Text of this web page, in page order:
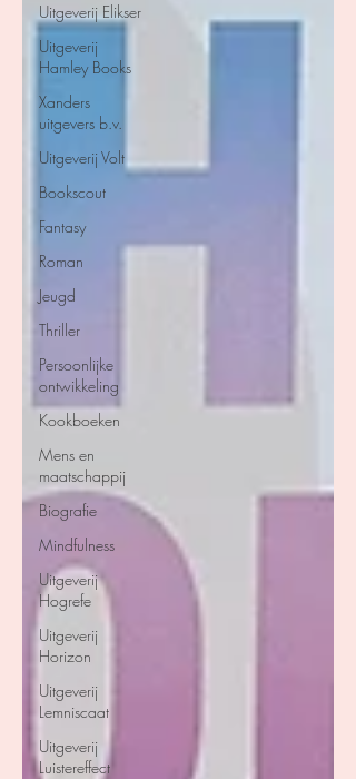
Uitgeverij Elikser
Uitgeverij
Hamley Books
Xanders
uitgevers b.v.
Uitgeverij Volt
Bookscout
Fantasy
Roman
Jeugd
Thriller
Persoonlijke
ontwikkeling
Kookboeken
Mens en
maatschappij
Biografie
Mindfulness
Uitgeverij
Hogrefe
Uitgeverij
Horizon
Uitgeverij
Lemniscaat
Uitgeverij
Luistereffect